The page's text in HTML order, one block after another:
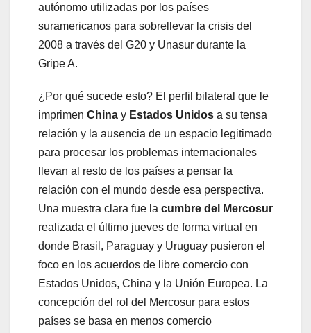
autónomo utilizadas por los países
suramericanos para sobrellevar la crisis del
2008 a través del G20 y Unasur durante la
Gripe A.
¿Por qué sucede esto? El perfil bilateral que le
imprimen China y Estados Unidos a su tensa
relación y la ausencia de un espacio legitimado
para procesar los problemas internacionales
llevan al resto de los países a pensar la
relación con el mundo desde esa perspectiva.
Una muestra clara fue la cumbre del Mercosur
realizada el último jueves de forma virtual en
donde Brasil, Paraguay y Uruguay pusieron el
foco en los acuerdos de libre comercio con
Estados Unidos, China y la Unión Europea. La
concepción del rol del Mercosur para estos
países se basa en menos comercio